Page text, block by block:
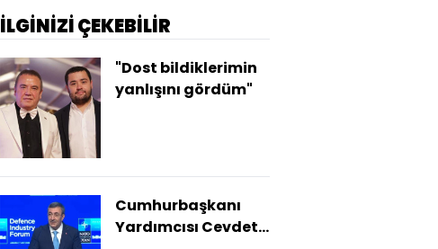
İLGİNİZİ ÇEKEBİLİR
"Dost bildiklerimin
yanlışını gördüm"
Cumhurbaşkanı
Yardımcısı Cevdet